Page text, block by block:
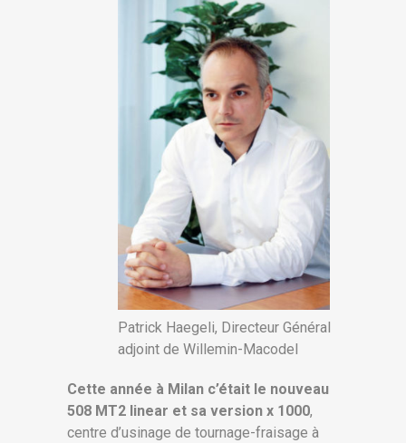
Patrick Haegeli, Directeur Général
adjoint de Willemin-Macodel
Cette année à Milan c’était le nouveau
508 MT2 linear et sa version x 1000,
centre d’usinage de tournage-fraisage à